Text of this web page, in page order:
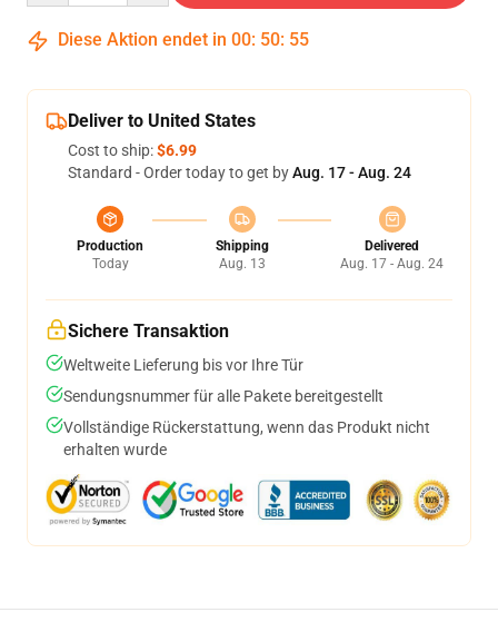
Diese Aktion endet in 00: 50: 54
Deliver to United States
Cost to ship:$6.99
Standard - Order today to get byAug. 17 - Aug. 24
Production
Today
Shipping
Aug. 13
Delivered
Aug. 17 - Aug. 24
Sichere Transaktion
Weltweite Lieferung bis vor Ihre Tür
Sendungsnummer für alle Pakete bereitgestellt
Vollständige Rückerstattung, wenn das Produkt nicht
erhalten wurde